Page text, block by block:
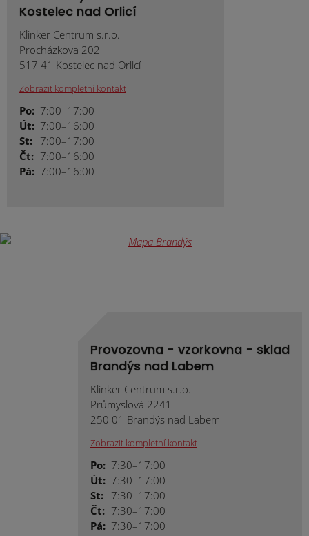
Kostelec nad Orlicí
Klinker Centrum s.r.o.
Procházkova 202
517 41 Kostelec nad Orlicí
Zobrazit kompletní kontakt
Po: 7:00–17:00
Út: 7:00–16:00
St: 7:00–17:00
Čt: 7:00–16:00
Pá: 7:00–16:00
Provozovna - vzorkovna - sklad
Brandýs nad Labem
Klinker Centrum s.r.o.
Průmyslová 2241
250 01 Brandýs nad Labem
Zobrazit kompletní kontakt
Po: 7:30–17:00
Út: 7:30–17:00
St: 7:30–17:00
Čt: 7:30–17:00
Pá: 7:30–17:00